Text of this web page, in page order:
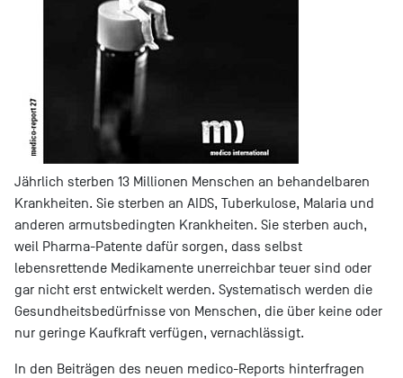
Jährlich sterben 13 Millionen Menschen an behandelbaren
Krankheiten. Sie sterben an AIDS, Tuberkulose, Malaria und
anderen armutsbedingten Krankheiten. Sie sterben auch,
weil Pharma-Patente dafür sorgen, dass selbst
lebensrettende Medikamente unerreichbar teuer sind oder
gar nicht erst entwickelt werden. Systematisch werden die
Gesundheitsbedürfnisse von Menschen, die über keine oder
nur geringe Kaufkraft verfügen, vernachlässigt.
In den Beiträgen des neuen medico-Reports hinterfragen